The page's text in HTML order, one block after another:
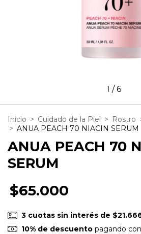
1 /6
Inicio > Cuidado de la Piel > Rostro
> ANUA PEACH 70 NIACIN SERUM
ANUA PEACH 70
SERUM
$65.000
3 cuotas sin interés de
10% de descuentopagando